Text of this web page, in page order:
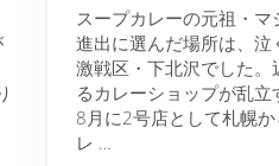
スープカレーの元祖・
進出に選んだ場所は、泣
激戦区・下北沢でした。
るカレーショップが乱
8月に2号店として札幌
レ …